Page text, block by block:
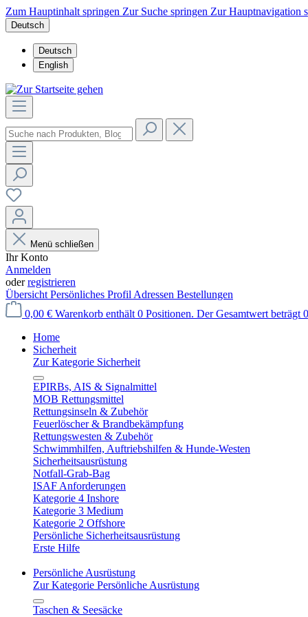
Zum Hauptinhalt springen Zur Suche springen Zur Hauptnavigation
Deutsch
Deutsch
English
Menü schließen
Ihr Konto
Anmelden
oderregistrieren
Übersicht Persönliches Profil Adressen Bestellungen
0,00 € Warenkorb enthält 0 Positionen. Der Gesamtwert beträgt
Home
Sicherheit
Zur Kategorie Sicherheit
EPIRBs, AIS & Signalmittel
MOB Rettungsmittel
Rettungsinseln & Zubehör
Feuerlöscher & Brandbekämpfung
Rettungswesten & Zubehör
Schwimmhilfen, Auftriebshilfen & Hunde-Westen
Sicherheitsausrüstung
Notfall-Grab-Bag
ISAF Anforderungen
Kategorie 4 Inshore
Kategorie 3 Medium
Kategorie 2 Offshore
Persönliche Sicherheitsausrüstung
Erste Hilfe
Persönliche Ausrüstung
Zur Kategorie Persönliche Ausrüstung
Taschen & Seesäcke